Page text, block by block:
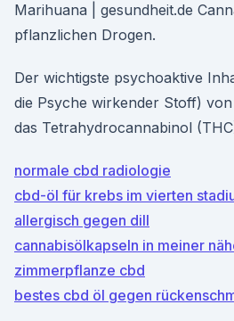
Marihuana | gesundheit.de
pflanzlichen Drogen.
Der wichtigste psychoaktive
die Psyche wirkender Stoff)
das Tetrahydrocannabinol
normale cbd radiologie
cbd-öl für krebs im vierten
allergisch gegen dill
cannabisölkapseln in meiner
zimmerpflanze cbd
bestes cbd öl gegen